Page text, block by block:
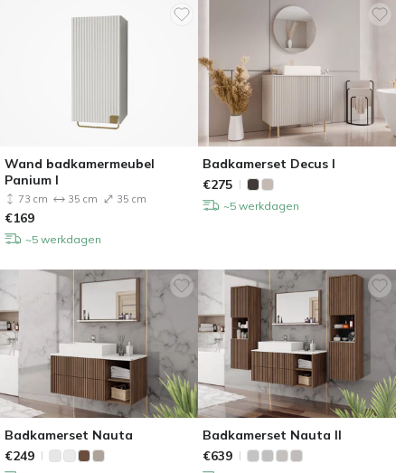
Wand badkamermeubel
Panium I
73 cm 35 cm 35 cm
€169
~5 werkdagen
Badkamerset Decus I
€275
~5 werkdagen
Badkamerset Nauta
€249
Badkamerset Nauta II
€639